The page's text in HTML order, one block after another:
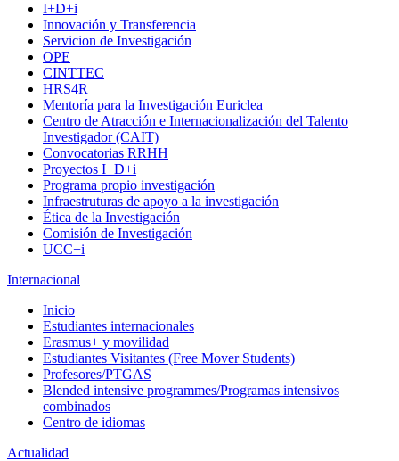
I+D+i
Innovación y Transferencia
Servicion de Investigación
OPE
CINTTEC
HRS4R
Mentoría para la Investigación Euriclea
Centro de Atracción e Internacionalización del Talento
Investigador (CAIT)
Convocatorias RRHH
Proyectos I+D+i
Programa propio investigación
Infraestruturas de apoyo a la investigación
Ética de la Investigación
Comisión de Investigación
UCC+i
Internacional
Inicio
Estudiantes internacionales
Erasmus+ y movilidad
Estudiantes Visitantes (Free Mover Students)
Profesores/PTGAS
Blended intensive programmes/Programas intensivos
combinados
Centro de idiomas
Actualidad